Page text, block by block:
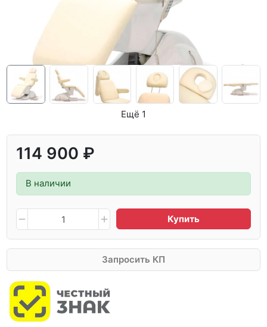
Ещё 1
114 900 ₽
В наличии
Купить
Запросить КП